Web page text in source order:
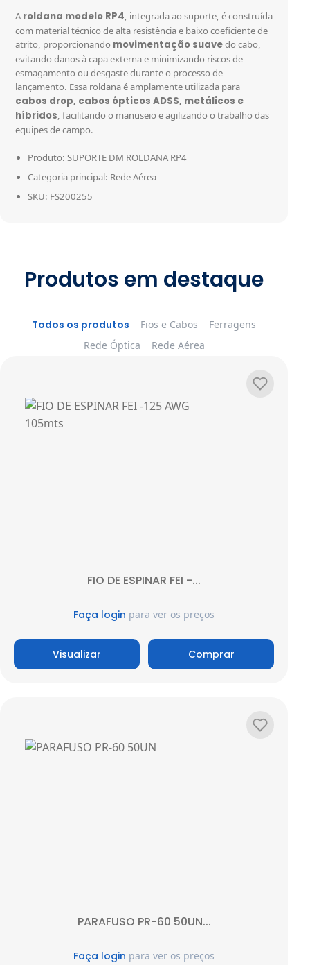
A roldana modelo RP4, integrada ao suporte, é construída
com material técnico de alta resistência e baixo coeficiente de
atrito, proporcionando movimentação suavedo cabo,
evitando danos à capa externa e minimizando riscos de
esmagamento ou desgaste durante o processo de
lançamento. Essa roldana é amplamente utilizada para
cabos drop, cabos ópticos ADSS, metálicos e
híbridos, facilitando o manuseio e agilizando o trabalho das
equipes de campo.
Produto: SUPORTE DM ROLDANA RP4
Categoria principal: Rede Aérea
SKU: FS200255
Produtos em destaque
Todos os produtos Fios e Cabos
Ferragens
Rede Óptica
Rede Aérea
FIO DE ESPINAR FEI -...
Faça login para ver os preços
Visualizar Comprar
PARAFUSO PR-60 50UN...
Faça login para ver os preços